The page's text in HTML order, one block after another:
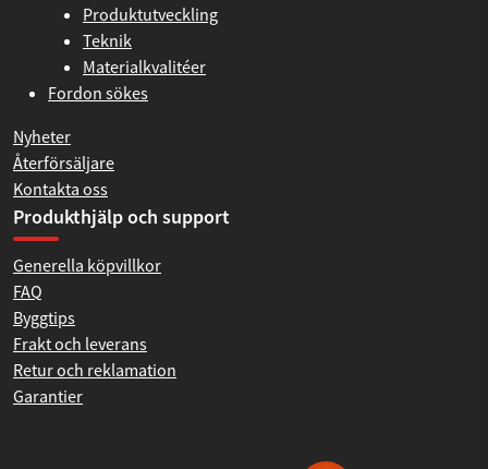
Produktutveckling
Teknik
Materialkvalitéer
Fordon sökes
Nyheter
Återförsäljare
Kontakta oss
Produkthjälp och support
Generella köpvillkor
FAQ
Byggtips
Frakt och leverans
Retur och reklamation
Garantier